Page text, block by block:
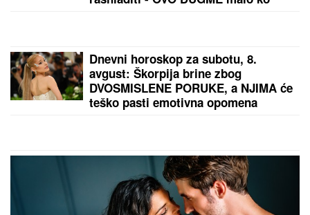
DOBIJENA GENETSKI MODIFIKOVANA SALATA:
sada ćemo je zvati mesna?!